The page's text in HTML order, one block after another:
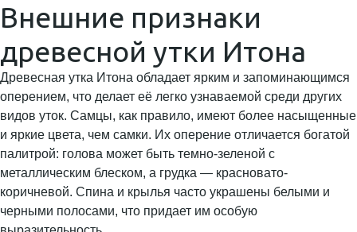
Внешние признаки
древесной утки Итона
Древесная утка Итона обладает ярким и запоминающимся
оперением, что делает её легко узнаваемой среди других
видов уток. Самцы, как правило, имеют более насыщенные
и яркие цвета, чем самки. Их оперение отличается богатой
палитрой: голова может быть темно-зеленой с
металлическим блеском, а грудка — красновато-
коричневой. Спина и крылья часто украшены белыми и
черными полосами, что придает им особую